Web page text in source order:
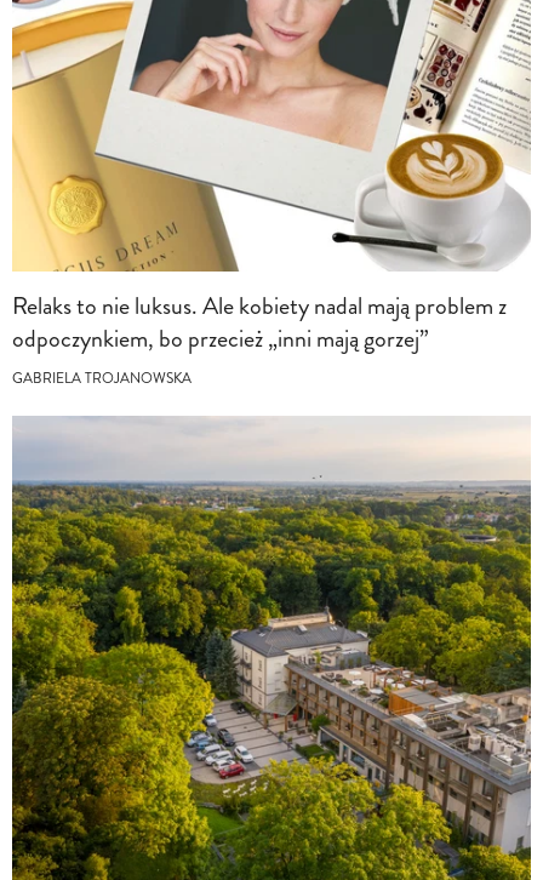
Relaks to nie luksus. Ale kobiety nadal mają problem z
odpoczynkiem, bo przecież „inni mają gorzej”
GABRIELA TROJANOWSKA